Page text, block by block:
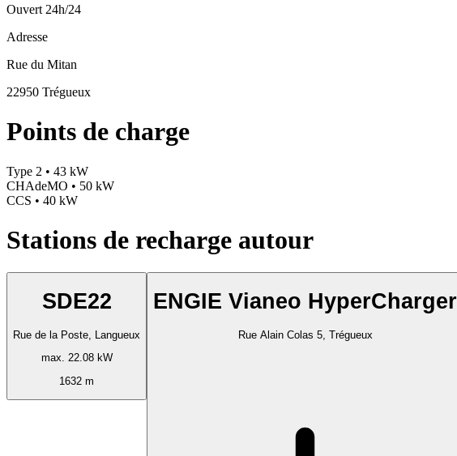
Ouvert 24h/24
Adresse
Rue du Mitan
22950 Trégueux
Points de charge
Type 2 • 43 kW
CHAdeMO • 50 kW
CCS • 40 kW
Stations de recharge autour
SDE22
Rue de la Poste, Langueux
max. 22.08 kW
1632 m
ENGIE Vianeo HyperCharger
Rue Alain Colas 5, Trégueux